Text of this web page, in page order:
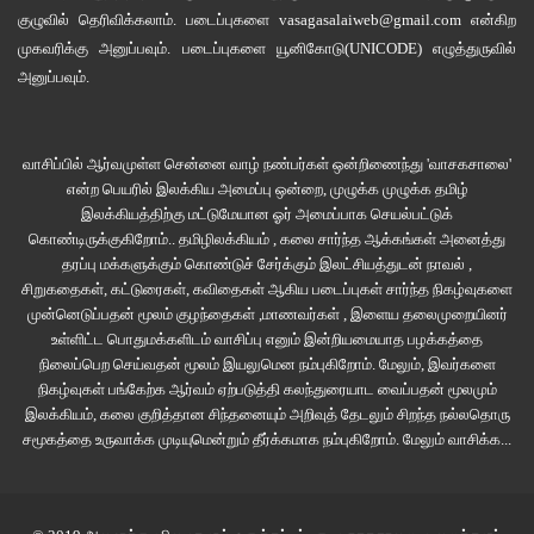
ஆவல்..ஆனால் அதை எல்லாம் சொன்னால் படம் கொடுக்கும் அனுபவத்தை
தொலைத்து விடுவீர்களோ என்று சொல்லாமல் விடுகிறேன்.
Trance TRANCE - (மலையாளம்)- திரைப்பார்வை
Trance Movie Trance Movie Review
குழுவில் தெரிவிக்கலாம். படைப்புகளை vasagasalaiweb@gmail.com என்கிற
முகவரிக்கு அனுப்பவும். படைப்புகளை யூனிகோடு(UNICODE)எழுத்துருவில்
அனுப்பவும்.
வாசிப்பில் ஆர்வமுள்ள சென்னை வாழ் நண்பர்கள் ஒன்றிணைந்து 'வாசகசாலை'
என்ற பெயரில் இலக்கிய அமைப்பு ஒன்றை, முழுக்க முழுக்க தமிழ்
இலக்கியத்திற்கு மட்டுமேயான ஓர் அமைப்பாக செயல்பட்டுக்
கொண்டிருக்குகிறோம்.. தமிழிலக்கியம் , கலை சார்ந்த ஆக்கங்கள் அனைத்து
தரப்பு மக்களுக்கும் கொண்டுச் சேர்க்கும் இலட்சியத்துடன் நாவல் ,
சிறுகதைகள், கட்டுரைகள், கவிதைகள் ஆகிய படைப்புகள் சார்ந்த நிகழ்வுகளை
முன்னெடுப்பதன் மூலம் குழந்தைகள் ,மாணவர்கள் , இளைய தலைமுறையினர்
உள்ளிட்ட பொதுமக்களிடம் வாசிப்பு எனும் இன்றியமையாத பழக்கத்தை
நிலைப்பெற செய்வதன் மூலம் இயலுமென நம்புகிறோம். மேலும், இவர்களை
நிகழ்வுகள் பங்கேற்க ஆர்வம் ஏற்படுத்தி கலந்துரையாட வைப்பதன் மூலமும்
இலக்கியம், கலை குறித்தான சிந்தனையும் அறிவுத் தேடலும் சிறந்த நல்லதொரு
சமூகத்தை உருவாக்க முடியுமென்றும் தீர்க்கமாக நம்புகிறோம். மேலும் வாசிக்க...